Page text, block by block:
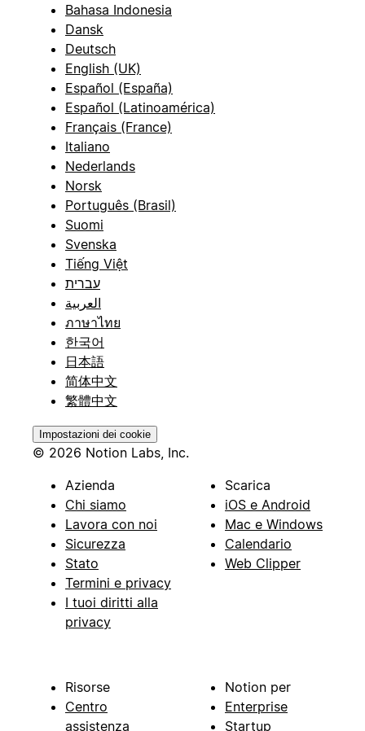
Bahasa Indonesia
Dansk
Deutsch
English (UK)
Español (España)
Español (Latinoamérica)
Français (France)
Italiano
Nederlands
Norsk
Português (Brasil)
Suomi
Svenska
Tiếng Việt
עברית
العربية
ภาษาไทย
한국어
日本語
简体中文
繁體中文
Impostazioni dei cookie
© 2026 Notion Labs, Inc.
Azienda
Chi siamo
Lavora con noi
Sicurezza
Stato
Termini e privacy
I tuoi diritti alla
privacy
Scarica
iOS e Android
Mac e Windows
Calendario
Web Clipper
Risorse
Centro
assistenza
Notion per
Enterprise
Startup